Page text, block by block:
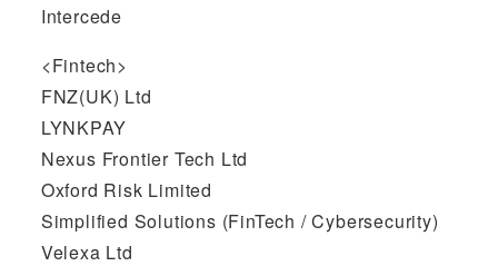
Intercede
<Fintech>
FNZ(UK) Ltd
LYNKPAY
Nexus Frontier Tech Ltd
Oxford Risk Limited
Simplified Solutions (FinTech / Cybersecurity)
Velexa Ltd